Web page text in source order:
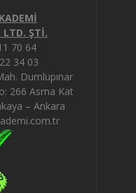
LTD. ŞTİ.
70 64
34 03
Dumlupınar
266 Asma Kat
– Ankara